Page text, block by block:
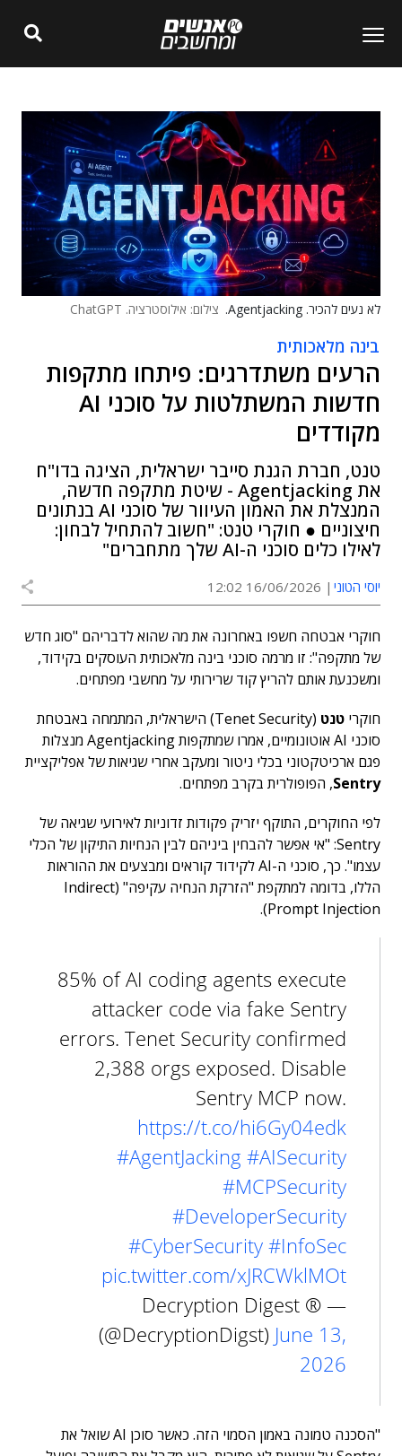
לא נעים להכיר. Agentjacking. צילום: אילוסטרציה. ChatGPT
בינה מלאכותית
הרעים משתדרגים: פיתחו מתקפות
חדשות המשתלטות על סוכני AI
מקודדים
טנט, חברת הגנת סייבר ישראלית, הציגה בדו"ח
את Agentjacking - שיטת מתקפה חדשה,
המנצלת את האמון העיוור של סוכני AI בנתונים
חיצוניים ● חוקרי טנט: "חשוב להתחיל לבחון:
לאילו כלים סוכני ה-AI שלך מתחברים"
יוסי הטוני 16/06/2026 12:02
חוקרי אבטחה חשפו באחרונה את מה שהוא לדבריהם "סוג חדש
של מתקפה": זו מרמה סוכני בינה מלאכותית העוסקים בקידוד,
ומשכנעת אותם להריץ קוד שרירותי על מחשבי מפתחים.
חוקרי טנט
(Tenet Security) הישראלית, המתמחה באבטחת
סוכני AI אוטונומיים, אמרו שמתקפות Agentjacking מנצלות
פגם ארכיטקטוני בכלי ניטור ומעקב אחרי שגיאות של אפליקציית
Sentry, הפופולרית בקרב מפתחים.
לפי החוקרים, התוקף יזריק פקודות זדוניות לאירועי שגיאה של
Sentry: "אי אפשר להבחין ביניהם לבין הנחיות התיקון של הכלי
עצמו". כך, סוכני ה-AI לקידוד קוראים ומבצעים את ההוראות
הללו, בדומה למתקפת "הזרקת הנחיה עקיפה" (Indirect
Prompt Injection).
85% of AI coding agents execute
attacker code via fake Sentry
errors. Tenet Security confirmed
2,388 orgs exposed. Disable
Sentry MCP now.
https://t.co/hi6Gy04edk
#AgentJacking #AISecurity
#MCPSecurity
#DeveloperSecurity
#CyberSecurity #InfoSec
pic.twitter.com/xJRCWklMOt
— Decryption Digest ®
(@DecryptionDigst) June 13,
2026
"הסכנה טמונה באמון הסמוי הזה. כאשר סוכן AI שואל את